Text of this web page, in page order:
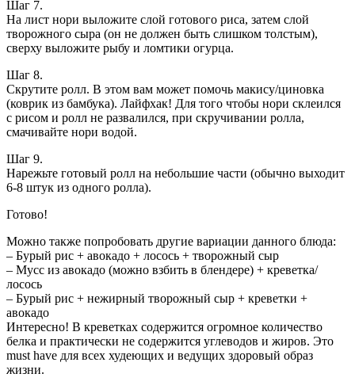
Шаг 7.
На лист нори выложите слой готового риса, затем слой
творожного сыра (он не должен быть слишком толстым),
сверху выложите рыбу и ломтики огурца.
Шаг 8.
Скрутите ролл. В этом вам может помочь макису/циновка
(коврик из бамбука). Лайфхак! Для того чтобы нори склеился
с рисом и ролл не развалился, при скручивании ролла,
смачивайте нори водой.
Шаг 9.
Нарежьте готовый ролл на небольшие части (обычно выходит
6-8 штук из одного ролла).
Готово!
Можно также попробовать другие вариации данного блюда:
– Бурый рис + авокадо + лосось + творожный сыр
– Мусс из авокадо (можно взбить в блендере) + креветка/
лосось
– Бурый рис + нежирный творожный сыр + креветки +
авокадо
Интересно! В креветках содержится огромное количество
белка и практически не содержится углеводов и жиров. Это
must have для всех худеющих и ведущих здоровый образ
жизни.